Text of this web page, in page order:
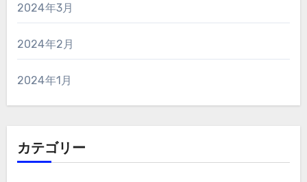
2024年3月
2024年2月
2024年1月
カテゴリー